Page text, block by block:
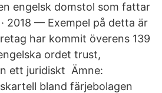
engelsk domstol som fattar
2018 — Exempel på detta är
har kommit överens 139
ordet trust,
ett juridiskt Ämne:
bland färjebolagen